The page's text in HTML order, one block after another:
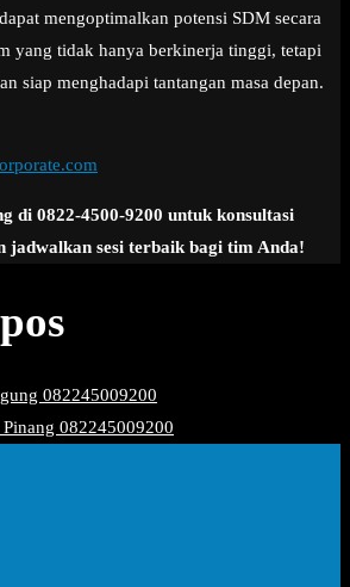
mengoptimalkan potensi SDM secara
yang tidak hanya berkinerja tinggi, tetapi
siap menghadapi tantangan masa depan.
di 0822-4500-9200 untuk konsultasi
jadwalkan sesi terbaik bagi tim Anda!
082245009200
082245009200